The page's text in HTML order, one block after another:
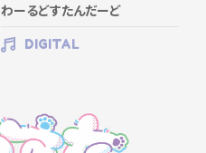
わーるどすたんだーど
DIGITAL